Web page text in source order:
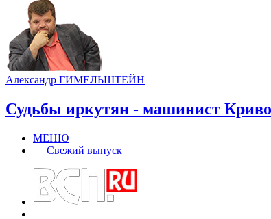
Александр ГИМЕЛЬШТЕЙН
Судьбы иркутян - машинист
МЕНЮ
Свежий выпуск